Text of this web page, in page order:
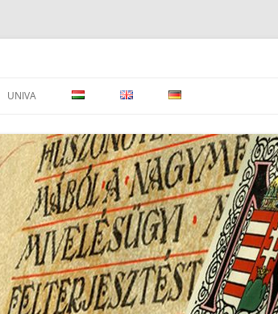
UNIVA
EAD IMPORTÁLÁSI SEGÉDLET ⇒
ATOM KÉZIKÖNYV
UNIVA FONDJEGYZÉK PÁLYÁZAT
UNIVA – DÁTUM JAVÍTÁS